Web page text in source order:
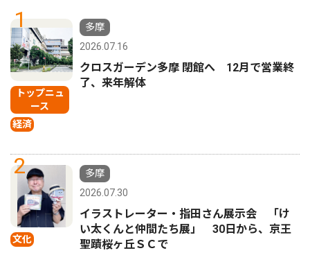
1
トップニュ
ース
経済
多摩
2026.07.16
クロスガーデン多摩 閉館へ 12月で営業終
了、来年解体
2
文化
多摩
2026.07.30
イラストレーター・指田さん展示会 「け
い太くんと仲間たち展」 30日から、京王
聖蹟桜ヶ丘ＳＣで